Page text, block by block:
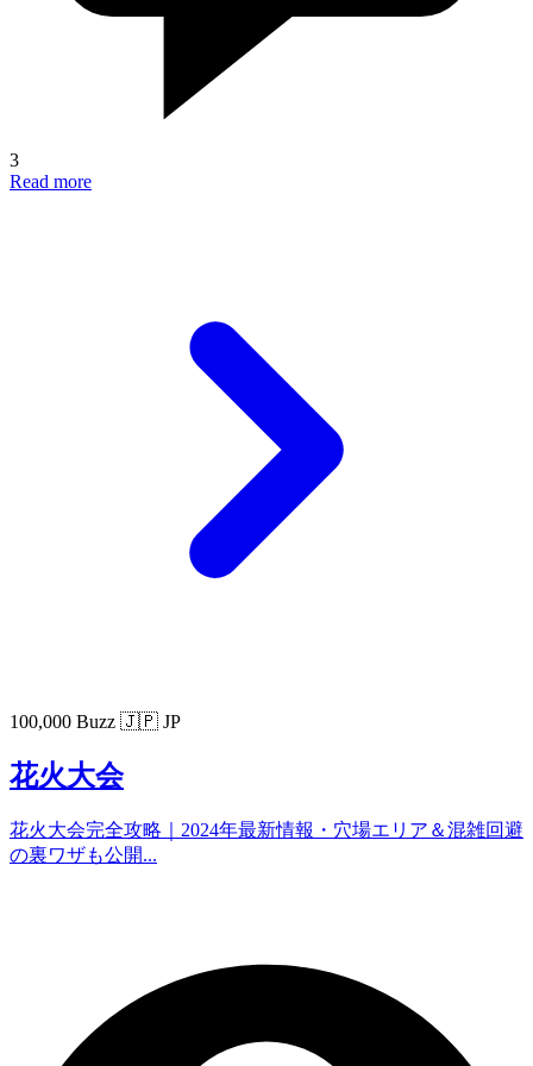
3
Read more
100,000 Buzz 🇯🇵 JP
花火大会
花火大会完全攻略｜2024年最新情報・穴場エリア＆混雑回避
の裏ワザも公開...